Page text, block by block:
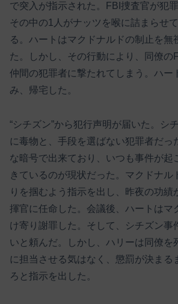
で突入が指示された。FBI捜査官が犯
その中の1人がナッツを喉に詰まらせ
る。ハートはマクドナルドの制止を無
た。しかし、その行動により、同僚の
仲間の犯罪者に撃たれてしまう。ハー
み、帰宅した。
“シチズン”から犯行声明が届いた。シ
に毒物と、手段を選ばない犯罪者だっ
な暗号で出来ており、いつも事件が起
きているのが現状だった。マクドナル
りを掴むよう指示を出し、昨夜の功績
揮官に任命した。会議後、ハートはマ
け寄り謝罪した。そして、シチズン事
いと頼んだ。しかし、ハリーは同僚を
に担当させる気はなく、懲罰が決まる
ろと指示を出した。